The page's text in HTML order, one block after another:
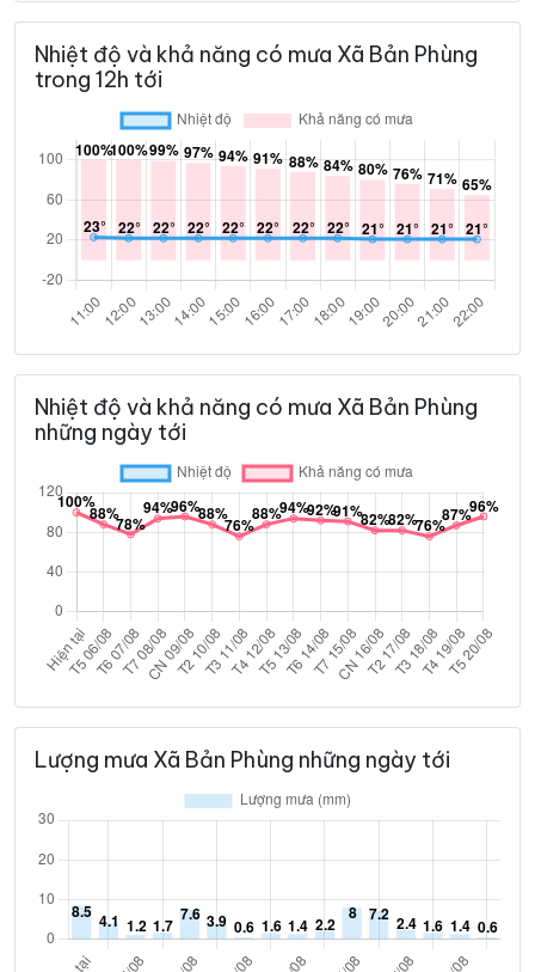
Nhiệt độ và khả năng có mưa Xã Bản Phùng
trong 12h tới
Nhiệt độ và khả năng có mưa Xã Bản Phùng
những ngày tới
Lượng mưa Xã Bản Phùng những ngày tới